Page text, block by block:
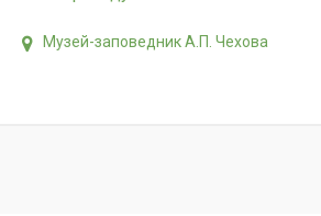
Музей-заповедник А.П. Чехова